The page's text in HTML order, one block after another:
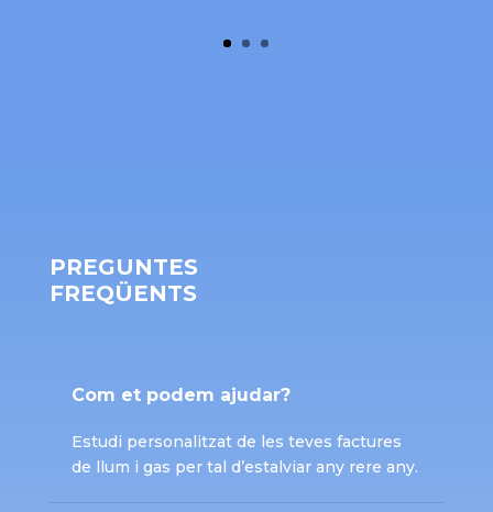
PREGUNTES
FREQÜENTS
Com et podem ajudar?
Estudi personalitzat de les teves factures
de llum i gas per tal d’estalviar any rere any.